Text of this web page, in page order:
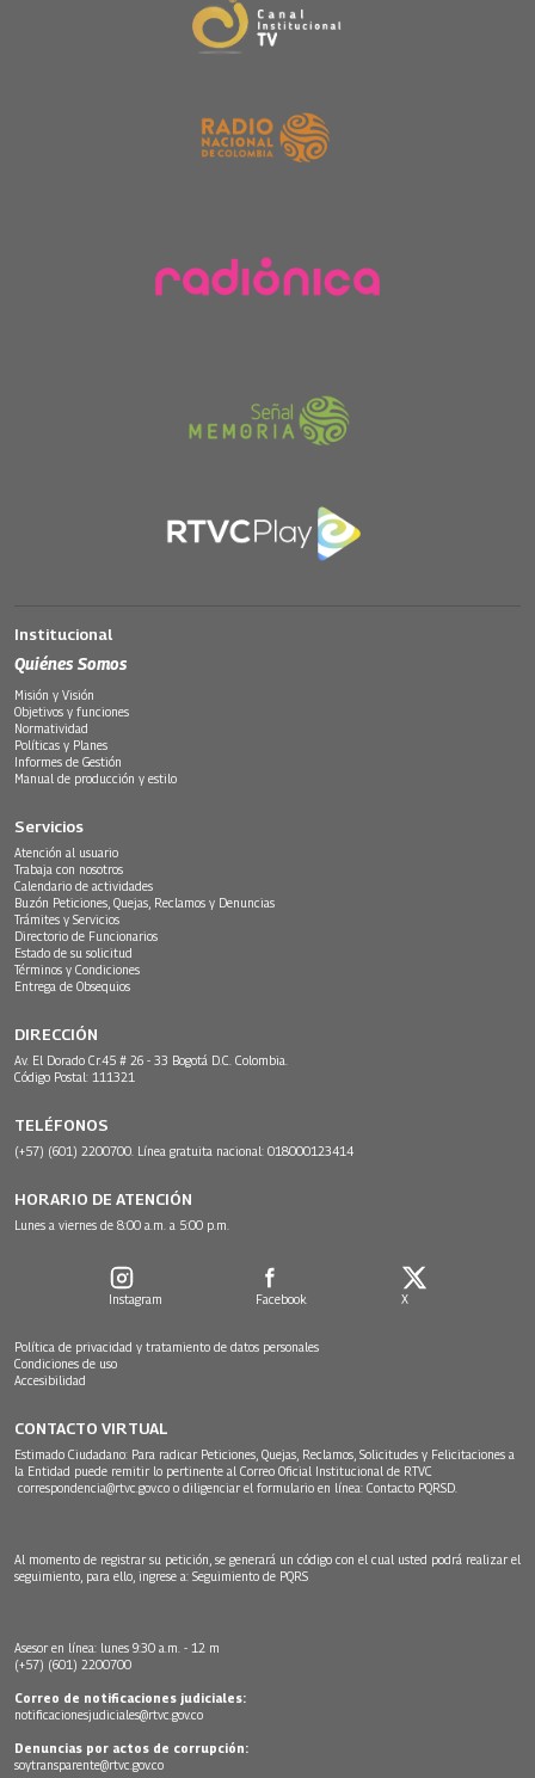
Institucional
Quiénes Somos
Misión y Visión
Objetivos y funciones
Normatividad
Políticas y Planes
Informes de Gestión
Manual de producción y estilo
Servicios
Atención al usuario
Trabaja con nosotros
Calendario de actividades
Buzón Peticiones, Quejas, Reclamos y Denuncias
Trámites y Servicios
Directorio de Funcionarios
Estado de su solicitud
Términos y Condiciones
Entrega de Obsequios
DIRECCIÓN
Av. El Dorado Cr.45 # 26 - 33 Bogotá D.C. Colombia.
Código Postal: 111321
TELÉFONOS
(+57) (601) 2200700. Línea gratuita nacional: 018000123414
HORARIO DE ATENCIÓN
Lunes a viernes de 8:00 a.m. a 5:00 p.m.
Instagram Facebook X
Política de privacidad y tratamiento de datos personales
Condiciones de uso
Accesibilidad
CONTACTO VIRTUAL
Estimado Ciudadano: Para radicar Peticiones, Quejas, Reclamos, Solicitudes y Felicitaciones a
la Entidad puede remitir lo pertinente al Correo Oficial Institucional de RTVC
correspondencia@rtvc.gov.co o diligenciar el formulario en línea: Contacto PQRSD.
Al momento de registrar su petición, se generará un código con el cual usted podrá realizar el
seguimiento, para ello, ingrese a: Seguimiento de PQRS
Asesor en línea: lunes 9:30 a.m. - 12 m
(+57) (601) 2200700
Correo de notificaciones judiciales:
notificacionesjudiciales@rtvc.gov.co
Denuncias por actos de corrupción:
soytransparente@rtvc.gov.co